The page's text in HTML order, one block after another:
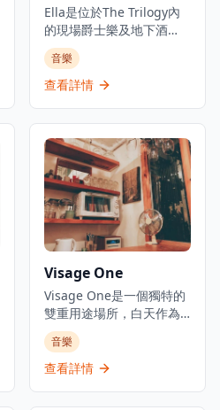
Ella是位於The Trilogy內
的現場爵士樂及地下酒
吧，The Trilogy是香港中
環的多元化音樂體驗中
心，是體驗現場音樂和精
酒，並從週三開始舉辦現
場爵士樂、靈魂樂和藍調
音樂表演，為客人帶來難
忘的音樂體驗。作為The
Trilogy三個概念場所的一
部分，Ella在香港娛樂區的
中心地帶提供親密的爵士
浪漫夜晚的情侶，還是尋
找獨特音樂體驗的音樂愛
好者，都能在這裡找到屬
於自己的樂趣。酒吧環境
優雅舒適，適合約會、商
務聚會或慶祝特殊場合，
音樂
查看詳情
Visage One
Visage One是一個獨特的
雙重用途場所，白天作為
專業髮廊營運，每逢星期
六晚上則搖身一變成為親
密的爵士酒吧。店主兼現
音樂
查看詳情